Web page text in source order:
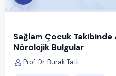
Sağlam Çocuk Takibinde
Nörolojik Bulgular
Prof. Dr. Burak Tatlı